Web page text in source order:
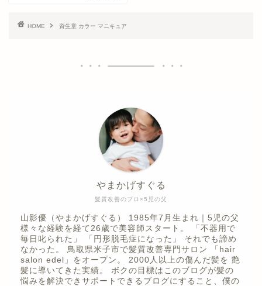
HOME 資生堂 カラー マニキュア
髪質改善のプロ×5児の父
やまかげすぐる
山影優（やまかげすぐる） 1985年7月生まれ｜5児の父
様々な経験を経て26歳で美容師スタート。 「不器用で
毎日叱られた」 「円形脱毛症になった」 それでも諦め
なかった。 鳥取県米子市で髪質改善専門サロン 「hair
salon edel」をオープン。 2000人以上の傷んだ髪を 艶
髪に導いてきた実績。 ボクの目標はこのブログが髪の
悩みを解決できサポートできるブログにすること、僕の